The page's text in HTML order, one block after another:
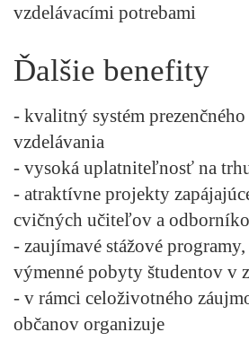
vzdelávacími potrebami
Ďalšie benefity
- kvalitný systém
vzdelávania
- vysoká uplatniteľnosť na
- atraktívne projekty
cvičných učiteľov a
- zaujímavé stážové
výmenné pobyty študentov v
- v rámci celoživotného
občanov organizuje